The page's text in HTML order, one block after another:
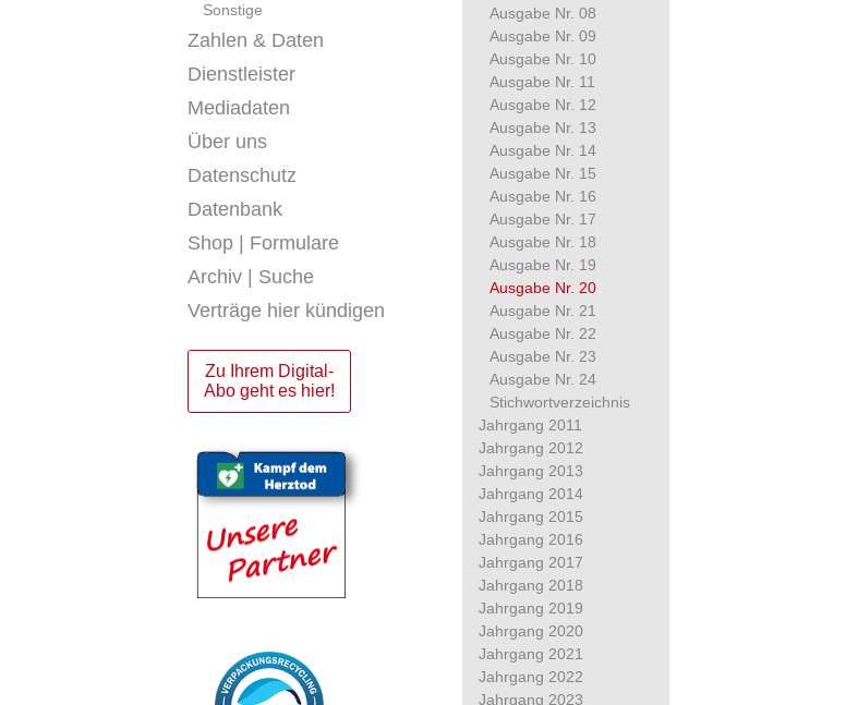
Sonstige
Zahlen & Daten
Dienstleister
Mediadaten
Über uns
Datenschutz
Datenbank
Shop | Formulare
Archiv | Suche
Verträge hier kündigen
Zu Ihrem Digital-
Abo geht es hier!
Ausgabe Nr. 08
Ausgabe Nr. 09
Ausgabe Nr. 10
Ausgabe Nr. 11
Ausgabe Nr. 12
Ausgabe Nr. 13
Ausgabe Nr. 14
Ausgabe Nr. 15
Ausgabe Nr. 16
Ausgabe Nr. 17
Ausgabe Nr. 18
Ausgabe Nr. 19
Ausgabe Nr. 20
Ausgabe Nr. 21
Ausgabe Nr. 22
Ausgabe Nr. 23
Ausgabe Nr. 24
Stichwortverzeichnis
Jahrgang 2011
Jahrgang 2012
Jahrgang 2013
Jahrgang 2014
Jahrgang 2015
Jahrgang 2016
Jahrgang 2017
Jahrgang 2018
Jahrgang 2019
Jahrgang 2020
Jahrgang 2021
Jahrgang 2022
Jahrgang 2023